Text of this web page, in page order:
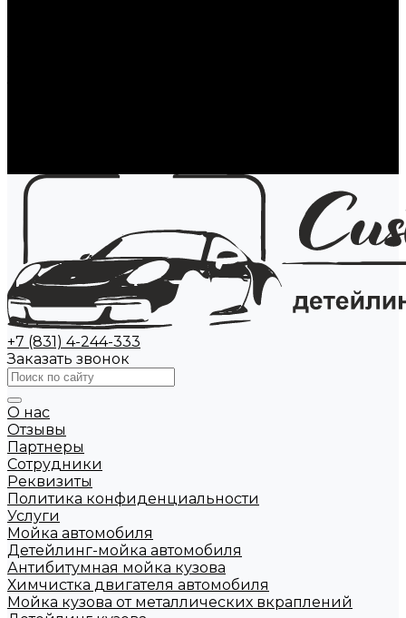
+7 (831) 4-244-333
Заказать звонок
О нас
Отзывы
Партнеры
Сотрудники
Реквизиты
Политика конфиденциальности
Услуги
Мойка автомобиля
Детейлинг-мойка автомобиля
Антибитумная мойка кузова
Химчистка двигателя автомобиля
Мойка кузова от металлических вкраплений